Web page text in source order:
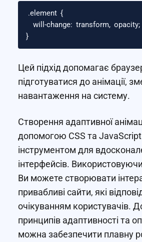
.element {
will-change: transform, opacity;
}
Цей підхід допомагає
підготуватися до анімації,
навантаження на систему.
Створення адаптивної
допомогою CSS та
інструментом для
інтерфейсів. Використовуючи
Ви можете створювати
привабливі сайти, які
очікуванням користувачів.
принципів адаптивності та
можна забезпечити плавну